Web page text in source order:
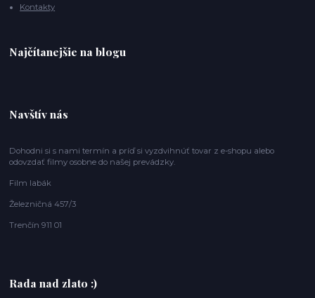
Kontakty
Najčítanejšie na blogu
Navštív nás
Dohodni si s nami termín a príď si vyzdvihnúť tovar z e-shopu alebo
odovzdať filmy osobne do našej prevádzky.
Film labák
Železničná 457/3
Trenčín 911 01
Rada nad zlato :)